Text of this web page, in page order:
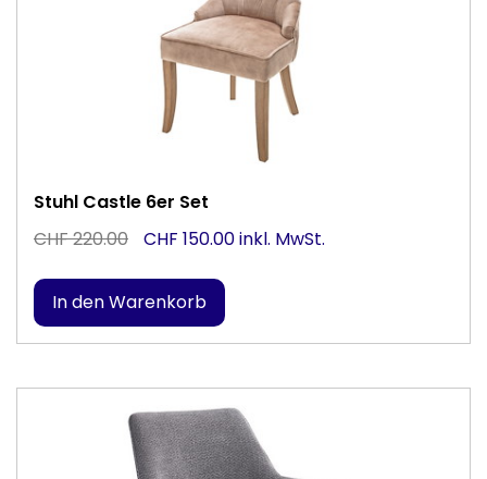
Stuhl Castle 6er Set
CHF 220.00
CHF 150.00 inkl. MwSt.